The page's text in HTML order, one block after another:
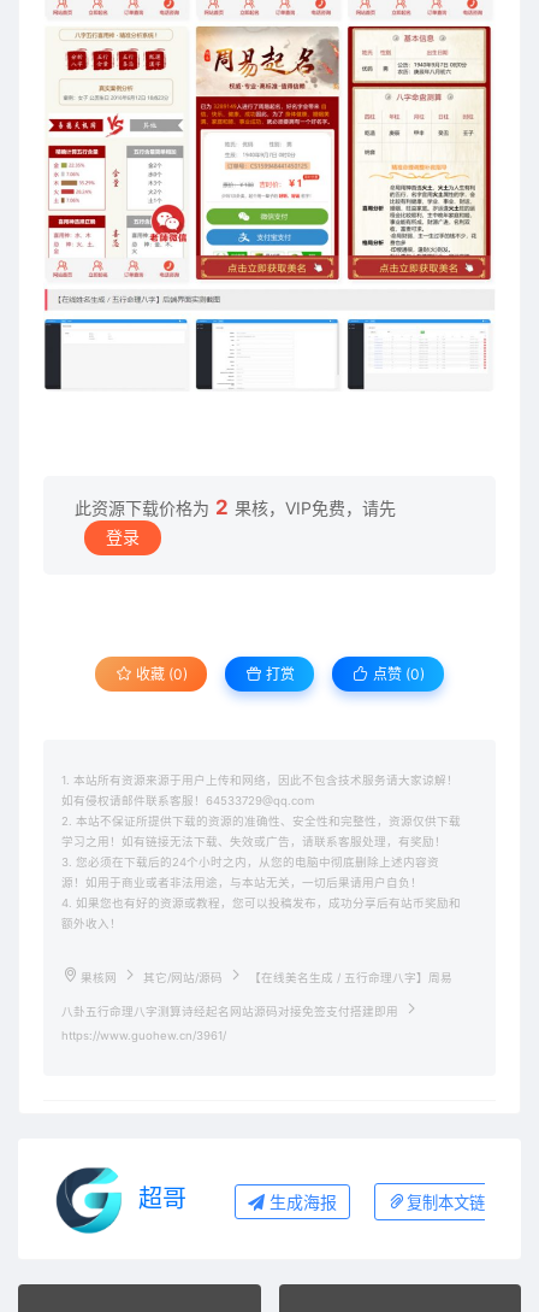
此资源下载价格为 2 果核，VIP免费，请先
登录
收藏 (0) 打赏 点赞 (0)
1. 本站所有资源来源于用户上传和网络，因此不包含技术服务请大家谅解！
如有侵权请邮件联系客服！64533729@qq.com
2. 本站不保证所提供下载的资源的准确性、安全性和完整性，资源仅供下载
学习之用！如有链接无法下载、失效或广告，请联系客服处理，有奖励！
3. 您必须在下载后的24个小时之内，从您的电脑中彻底删除上述内容资
源！如用于商业或者非法用途，与本站无关，一切后果请用户自负！
4. 如果您也有好的资源或教程，您可以投稿发布，成功分享后有站币奖励和
额外收入！
果核网 其它/网站/源码 【在线美名生成 / 五行命理八字】周易
八卦五行命理八字测算诗经起名网站源码对接免签支付搭建即用
https://www.guohew.cn/3961/
超哥 生成海报 复制本文链接